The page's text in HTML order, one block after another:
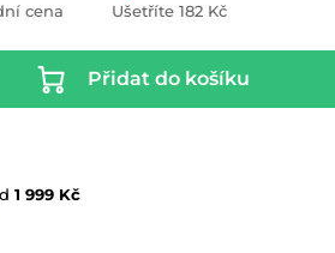
cena Ušetříte 182 Kč
Přidat do košíku
1 999 Kč